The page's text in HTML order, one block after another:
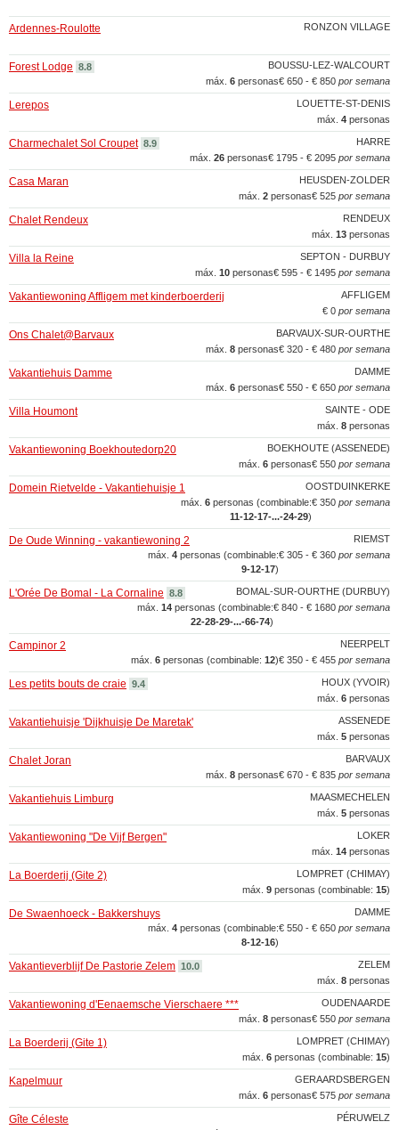
RONZON VILLAGE
Ardennes-Roulotte
BOUSSU-LEZ-WALCOURT
Forest Lodge 8.8
€ 650 - € 850 por semana
máx. 6 personas
LOUETTE-ST-DENIS
Lerepos
máx. 4 personas
HARRE
Charmechalet Sol Croupet 8.9
€ 1795 - € 2095 por semana
máx. 26 personas
HEUSDEN-ZOLDER
Casa Maran
€ 525 por semana
máx. 2 personas
RENDEUX
Chalet Rendeux
máx. 13 personas
SEPTON - DURBUY
Villa la Reine
€ 595 - € 1495 por semana
máx. 10 personas
AFFLIGEM
Vakantiewoning Affligem met kinderboerderij
€ 0 por semana
BARVAUX-SUR-OURTHE
Ons Chalet@Barvaux
€ 320 - € 480 por semana
máx. 8 personas
DAMME
Vakantiehuis Damme
€ 550 - € 650 por semana
máx. 6 personas
SAINTE - ODE
Villa Houmont
máx. 8 personas
BOEKHOUTE (ASSENEDE)
Vakantiewoning Boekhoutedorp20
€ 550 por semana
máx. 6 personas
OOSTDUINKERKE
Domein Rietvelde - Vakantiehuisje 1
€ 350 por semana
máx. 6 personas (combinable:
11‑12‑17‑...‑24‑29)
RIEMST
De Oude Winning - vakantiewoning 2
€ 305 - € 360 por semana
máx. 4 personas (combinable:
9‑12‑17)
BOMAL-SUR-OURTHE (DURBUY)
L'Orée De Bomal - La Cornaline 8.8
€ 840 - € 1680 por semana
máx. 14 personas (combinable:
22‑28‑29‑...‑66‑74)
NEERPELT
Campinor 2
€ 350 - € 455 por semana
máx. 6 personas (combinable: 12)
HOUX (YVOIR)
Les petits bouts de craie 9.4
máx. 6 personas
ASSENEDE
Vakantiehuisje 'Dijkhuisje De Maretak'
máx. 5 personas
BARVAUX
Chalet Joran
€ 670 - € 835 por semana
máx. 8 personas
MAASMECHELEN
Vakantiehuis Limburg
máx. 5 personas
LOKER
Vakantiewoning "De Vijf Bergen"
máx. 14 personas
LOMPRET (CHIMAY)
La Boerderij (Gite 2)
máx. 9 personas (combinable: 15)
DAMME
De Swaenhoeck - Bakkershuys
€ 550 - € 650 por semana
máx. 4 personas (combinable:
8‑12‑16)
ZELEM
Vakantieverblijf De Pastorie Zelem 10.0
máx. 8 personas
OUDENAARDE
Vakantiewoning d'Eenaemsche Vierschaere ***
€ 550 por semana
máx. 8 personas
LOMPRET (CHIMAY)
La Boerderij (Gite 1)
máx. 6 personas (combinable: 15)
GERAARDSBERGEN
Kapelmuur
€ 575 por semana
máx. 6 personas
PÉRUWELZ
Gîte Céleste